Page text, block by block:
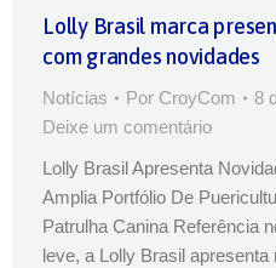
Lolly Brasil marca
com grandes novidades
Notícias Por CroyCom
8
Deixe um comentário
Lolly Brasil Apresenta
Amplia Portfólio De
Patrulha Canina Referência
leve, a Lolly Brasil